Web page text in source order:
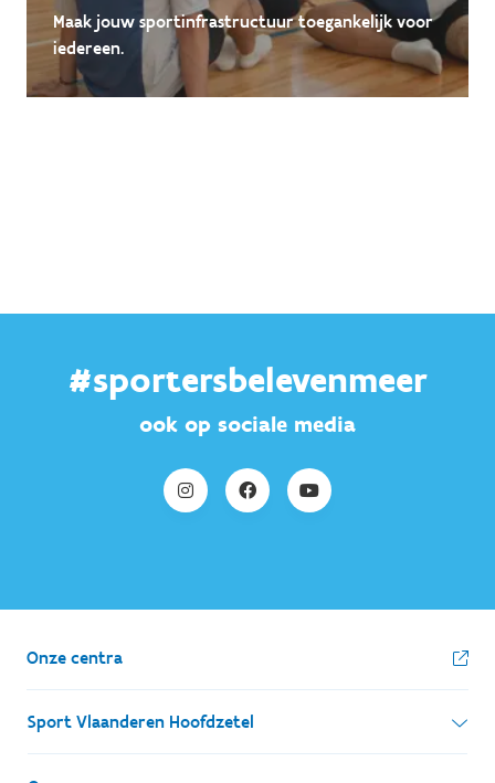
Maak jouw sportinfrastructuur toegankelijk voor
iedereen.
#sportersbelevenmeer
ook op sociale media
Onze centra
Sport Vlaanderen Hoofdzetel
Simon Bolivarlaan 17